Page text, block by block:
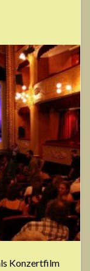
Konzertfilm